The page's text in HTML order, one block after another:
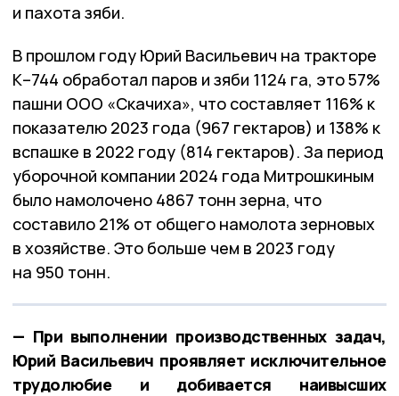
и пахота зяби.
В прошлом году Юрий Васильевич на тракторе
К–744 обработал паров и зяби 1124 га, это 57%
пашни ООО «Скачиха», что составляет 116% к
показателю 2023 года (967 гектаров) и 138% к
вспашке в 2022 году (814 гектаров). За период
уборочной компании 2024 года Митрошкиным
было намолочено 4867 тонн зерна, что
составило 21% от общего намолота зерновых
в хозяйстве. Это больше чем в 2023 году
на 950 тонн.
— При выполнении производственных задач,
Юрий Васильевич проявляет исключительное
трудолюбие и добивается наивысших